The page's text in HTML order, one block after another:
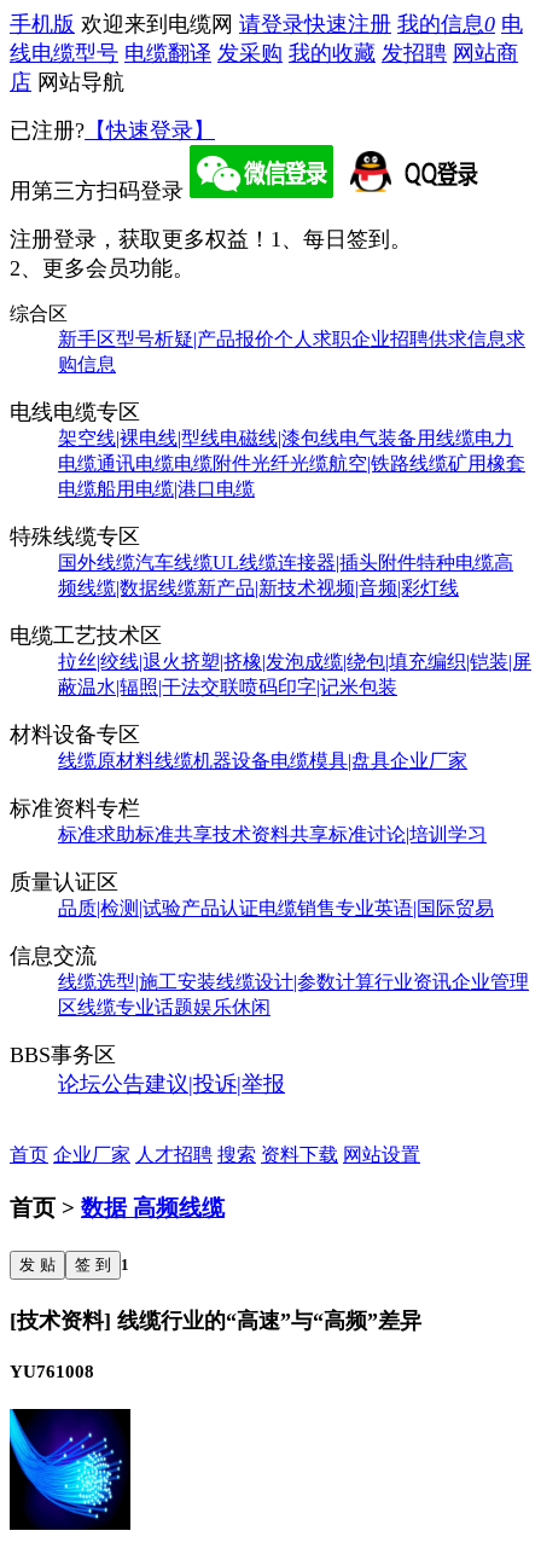
手机版 欢迎来到电缆网 请登录快速注册 我的信息0 电
线电缆型号 电缆翻译 发采购 我的收藏 发招聘 网站商
店 网站导航
已注册? 【快速登录】
用第三方扫码登录
注册登录，获取更多权益！ 1、每日签到。
2、更多会员功能。
综合区
新手区型号析疑|产品报价个人求职企业招聘供求信息求
购信息
电线电缆专区
架空线|裸电线|型线电磁线|漆包线电气装备用线缆电力
电缆通讯电缆电缆附件光纤光缆航空|铁路线缆矿用橡套
电缆船用电缆|港口电缆
特殊线缆专区
国外线缆汽车线缆UL线缆连接器|插头附件特种电缆高
频线缆|数据线缆新产品|新技术视频|音频|彩灯线
电缆工艺技术区
拉丝|绞线|退火挤塑|挤橡|发泡成缆|绕包|填充编织|铠装|屏
蔽温水|辐照|干法交联喷码印字|记米包装
材料设备专区
线缆原材料线缆机器设备电缆模具|盘具企业厂家
标准资料专栏
标准求助标准共享技术资料共享标准讨论|培训学习
质量认证区
品质|检测|试验产品认证电缆销售专业英语|国际贸易
信息交流
线缆选型|施工安装线缆设计|参数计算行业资讯企业管理
区线缆专业话题娱乐休闲
BBS事务区
论坛公告建议|投诉|举报
首页 企业厂家 人才招聘 搜索 资料下载 网站设置
首页 > 数据 高频线缆
发 贴 签 到 1
[技术资料] 线缆行业的“高速”与“高频”差异
YU761008